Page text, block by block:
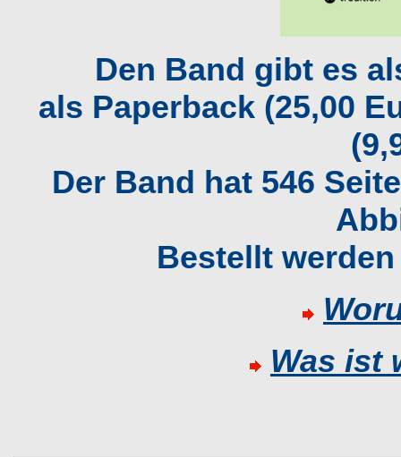
Den Band gibt es
als Paperback (25,00
Der Band hat 546
Bestellt
Was ist